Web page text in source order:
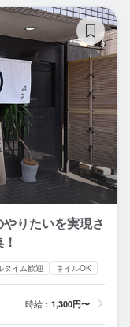
りたいを実現さ
タイム歓迎 ネイルOK
時給： 1,300円〜